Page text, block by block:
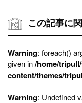
この記事に
Warning: foreach()
given in/home/
content/themes/
Warning: Undefined